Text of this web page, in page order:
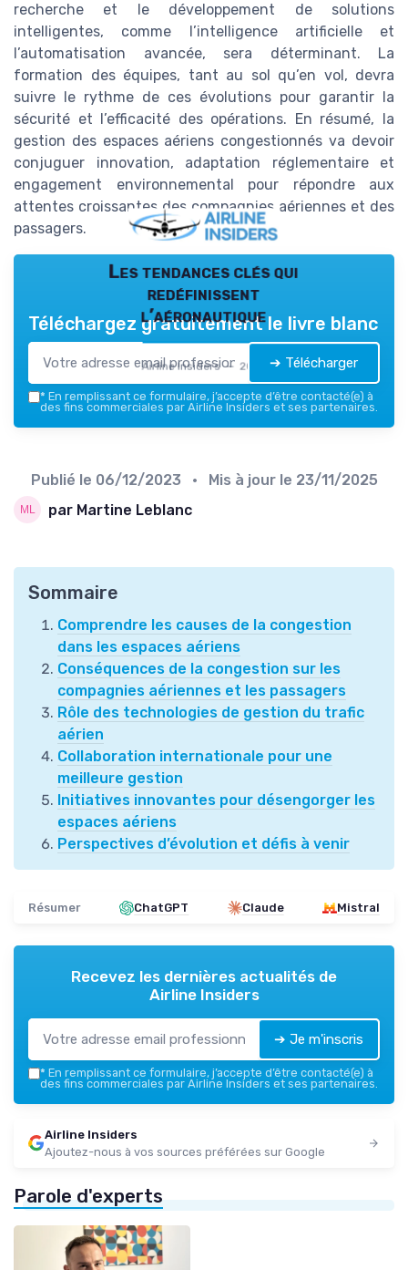
recherche et le développement de solutions
intelligentes, comme l’intelligence artificielle et
l’automatisation avancée, sera déterminant. La
formation des équipes, tant au sol qu’en vol, devra
suivre le rythme de ces évolutions pour garantir la
sécurité et l’efficacité des opérations. En résumé, la
gestion des espaces aériens congestionnés va devoir
conjuguer innovation, adaptation réglementaire et
engagement environnemental pour répondre aux
attentes croissantes des compagnies aériennes et des
passagers.
Les tendances clés qui
redéfinissent
l’aéronautique
Airline Insiders — 2026
Téléchargez gratuitement le livre blanc
➔ Télécharger
* En remplissant ce formulaire, j’accepte d’être contacté(e) à
des fins commerciales par Airline Insiders et ses partenaires.
Publié le 06/12/2023 • Mis à jour le 23/11/2025
par Martine Leblanc
Sommaire
Comprendre les causes de la congestion
dans les espaces aériens
Conséquences de la congestion sur les
compagnies aériennes et les passagers
Rôle des technologies de gestion du trafic
aérien
Collaboration internationale pour une
meilleure gestion
Initiatives innovantes pour désengorger les
espaces aériens
Perspectives d’évolution et défis à venir
Résumer ChatGPT Claude Mistral
Recevez les dernières actualités de
Airline Insiders
➔ Je m'inscris
* En remplissant ce formulaire, j’accepte d’être contacté(e) à
des fins commerciales par Airline Insiders et ses partenaires.
Airline Insiders
Ajoutez-nous à vos sources préférées sur Google
Parole d'experts